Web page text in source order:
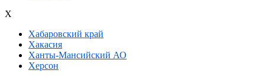
Х
Хабаровский край
Хакасия
Ханты-Мансийский АО
Херсон